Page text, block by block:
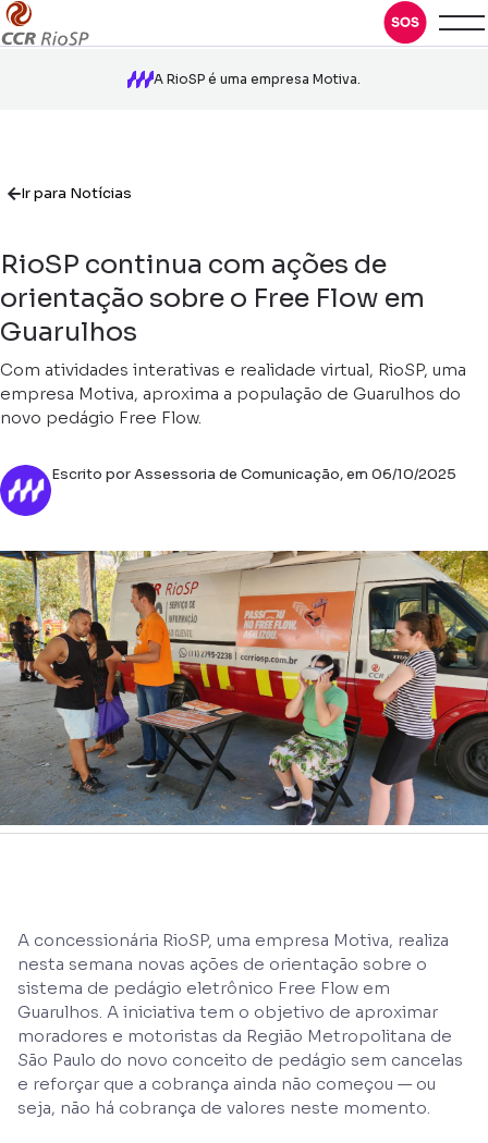
A RioSP é uma empresa Motiva.
Ir para Notícias
RioSP continua com ações de
orientação sobre o Free Flow em
Guarulhos
Com atividades interativas e realidade virtual, RioSP, uma
empresa Motiva, aproxima a população de Guarulhos do
novo pedágio Free Flow.
Escrito por Assessoria de Comunicação, em 06/10/2025
A concessionária RioSP, uma empresa Motiva, realiza
nesta semana novas ações de orientação sobre o
sistema de pedágio eletrônico Free Flow em
Guarulhos. A iniciativa tem o objetivo de aproximar
moradores e motoristas da Região Metropolitana de
São Paulo do novo conceito de pedágio sem cancelas
e reforçar que a cobrança ainda não começou — ou
seja, não há cobrança de valores neste momento.